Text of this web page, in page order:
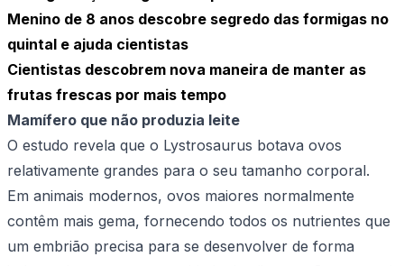
Menino de 8 anos descobre segredo das formigas no
quintal e ajuda cientistas
Cientistas descobrem nova maneira de manter as
frutas frescas por mais tempo
Mamífero que não produzia leite
O estudo revela que o Lystrosaurus botava ovos
relativamente grandes para o seu tamanho corporal.
Em animais modernos, ovos maiores normalmente
contêm mais gema, fornecendo todos os nutrientes que
um embrião precisa para se desenvolver de forma